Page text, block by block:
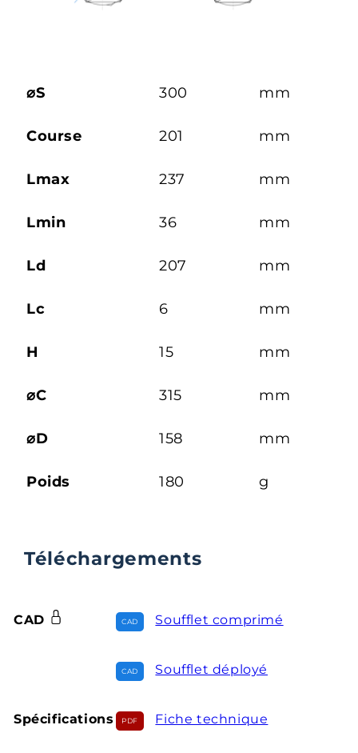
⌀S 300 mm
Course 201 mm
Lmax 237 mm
Lmin 36 mm
Ld 207 mm
Lc 6 mm
H 15 mm
⌀C 315 mm
⌀D 158 mm
Poids 180 g
Téléchargements
CAD Soufflet comprimé
Soufflet déployé
Spécifications Fiche technique